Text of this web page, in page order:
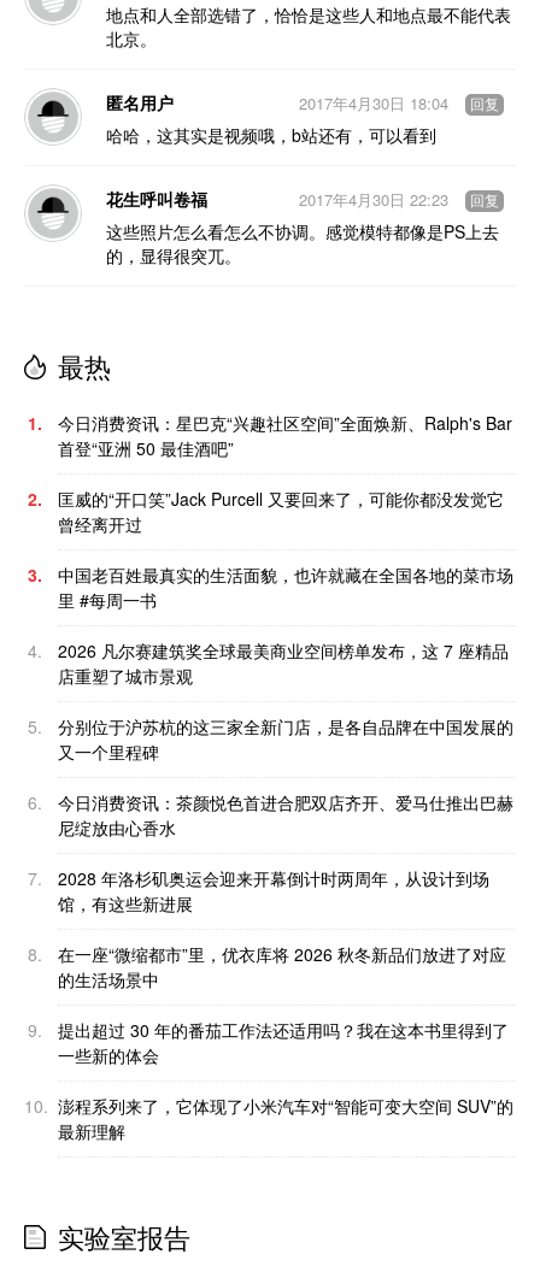
地点和人全部选错了，恰恰是这些人和地点最不能代表
北京。
匿名用户
哈哈，这其实是视频哦，b站还有，可以看到
2017年4月30日 18:04 回复
花生呼叫卷福
这些照片怎么看怎么不协调。感觉模特都像是PS上去
的，显得很突兀。
2017年4月30日 22:23 回复
最热
1.
今日消费资讯：星巴克“兴趣社区空间”全面焕新、Ralph's Bar
首登“亚洲 50 最佳酒吧”
2.
匡威的“开口笑”Jack Purcell 又要回来了，可能你都没发觉它
曾经离开过
3.
中国老百姓最真实的生活面貌，也许就藏在全国各地的菜市场
里 #每周一书
4.
2026 凡尔赛建筑奖全球最美商业空间榜单发布，这 7 座精品
店重塑了城市景观
5.
分别位于沪苏杭的这三家全新门店，是各自品牌在中国发展的
又一个里程碑
6.
今日消费资讯：茶颜悦色首进合肥双店齐开、爱马仕推出巴赫
尼绽放由心香水
7.
2028 年洛杉矶奥运会迎来开幕倒计时两周年，从设计到场
馆，有这些新进展
8.
在一座“微缩都市”里，优衣库将 2026 秋冬新品们放进了对应
的生活场景中
9.
提出超过 30 年的番茄工作法还适用吗？我在这本书里得到了
一些新的体会
10. 澎程系列来了，它体现了小米汽车对“智能可变大空间 SUV”的
最新理解
实验室报告